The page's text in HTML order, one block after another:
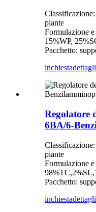
piante
Formulazione
15%WP,
Pacchetto:
inchiesta
Regolatore
6BA/6-
piante
Formulazione
Pacchetto:
inchiesta